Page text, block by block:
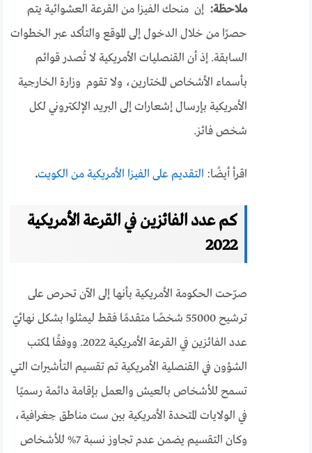
ملاحظة: إن منحك الفيزا من القرعة العشوائية يتم
حصرًا من خلال الدخول إلى الموقع والتأكد عبر الخطوات
السابقة. إذ أن القنصليات الأمريكية لا تُصدر قوائم
بأسماء الأشخاص المختارين، ولا تقوم وزارة الخارجية
الأمريكية بإرسال إشعارات إلى البريد الإلكتروني لكل
شخص فائز.
اقرأ أيضًا: التقديم على الفيزا الأمريكية من الكويت.
كم عدد الفائزين في القرعة الأمريكية
2022
صرّحت الحكومة الأمريكية بأنها إلى الآن تحرص على
ترشيح 55000 شخصًا متقدمًا فقط ليمثلوا بشكل نهائيّ
عدد الفائزين في القرعة الأمريكية 2022. ووفقًا لمكتب
الشؤون في القنصلية الأمريكية تم تقسيم التأشيرات التي
تسمح للأشخاص بالعيش والعمل بإقامة دائمة رسميًا
في الولايات المتحدة الأمريكية بين ست مناطق جغرافية،
وكان التقسيم يضمن عدم تجاوز نسبة 7% للأشخاص